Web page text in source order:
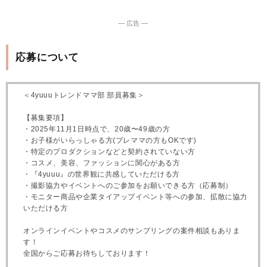
― 広告 ―
応募について
＜4yuuuトレンドママ部 部員募集＞
【募集要項】
・2025年11月1日時点で、20歳〜49歳の方
・お子様がいらっしゃる方(プレママの方もOKです)
・特定のプロダクションなどと契約されていない方
・コスメ、美容、ファッションに関心がある方
・『4yuuu』の世界観に共感していただける方
・撮影協力やイベントへのご参加をお願いできる方（応募制）
・モニター商品や企業タイアップイベント等への参加、拡散に協力
いただける方
オンラインイベントやコスメのサンプリングの案件相談もありま
す！
全国からご応募お待ちしております！